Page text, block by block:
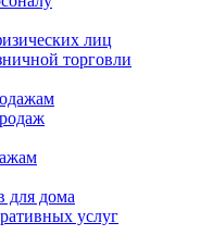
лиц
торговли
для дома
услуг